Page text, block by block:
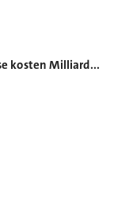
Industrie: Lieferengpässe kosten Milliarden an Wertschöpfung